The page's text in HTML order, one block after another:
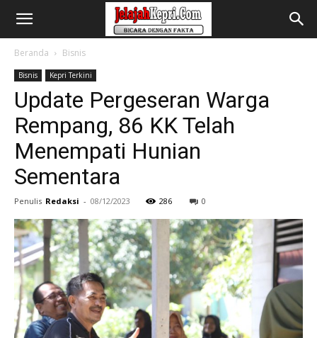
Beranda Bisnis
Bisnis Kepri Terkini
Update Pergeseran Warga
Rempang, 86 KK Telah
Menempati Hunian
Sementara
Penulis Redaksi - 08/12/2023 286 0